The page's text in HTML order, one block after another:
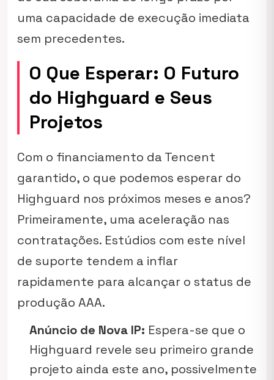
uma capacidade de execução imediata
sem precedentes.
O Que Esperar: O Futuro
do Highguard e Seus
Projetos
Com o financiamento da Tencent
garantido, o que podemos esperar do
Highguard nos próximos meses e anos?
Primeiramente, uma aceleração nas
contratações. Estúdios com este nível
de suporte tendem a inflar
rapidamente para alcançar o status de
produção AAA.
Anúncio de Nova IP: Espera-se que o
Highguard revele seu primeiro grande
projeto ainda este ano, possivelmente